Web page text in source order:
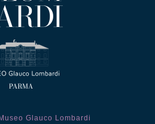
Glauco Lombardi